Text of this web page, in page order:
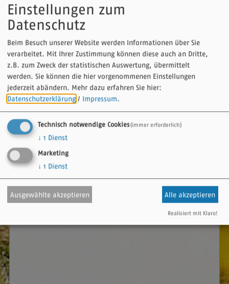
Eine Kopie dieser E-Mail wird an Ihre Adresse verschickt.
Vorname
Nachname
E-Mail
Einstellungen zum
Datenschutz
Beim Besuch unserer Website werden Informationen über Sie
verarbeitet. Mit Ihrer Zustimmung können diese auch an Dritte,
z.B. zum Zweck der statistischen Auswertung, übermittelt
werden. Sie können die hier vorgenommenen Einstellungen
jederzeit abändern. Mehr dazu erfahren Sie hier:
Datenschutzerklärung / Impressum.
Technisch notwendige Cookies(immer erforderlich)
↓ 1 Dienst
Marketing
↓ 1 Dienst
Ausgewählte akzeptieren Alle akzeptieren
Realisiert mit Klaro!